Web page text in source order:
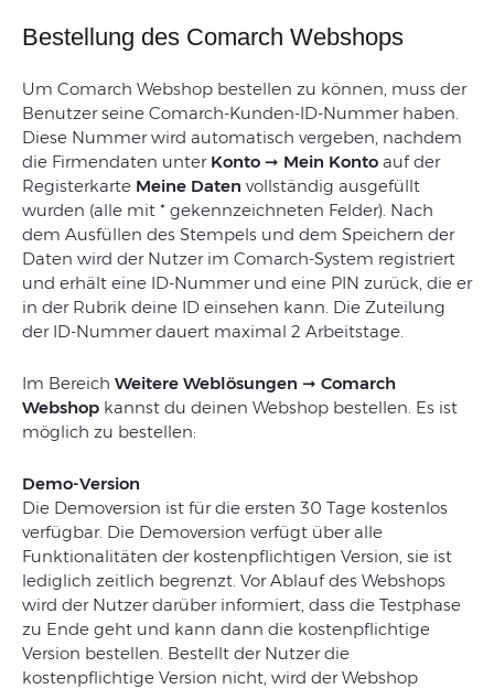
Bestellung des Comarch Webshops
Um Comarch Webshop bestellen zu können, muss der
Benutzer seine Comarch-Kunden-ID-Nummer haben.
Diese Nummer wird automatisch vergeben, nachdem
die Firmendaten unter Konto ➞ Mein Konto auf der
Registerkarte Meine Daten vollständig ausgefüllt
wurden (alle mit * gekennzeichneten Felder). Nach
dem Ausfüllen des Stempels und dem Speichern der
Daten wird der Nutzer im Comarch-System registriert
und erhält eine ID-Nummer und eine PIN zurück, die er
in der Rubrik deine ID einsehen kann. Die Zuteilung
der ID-Nummer dauert maximal 2 Arbeitstage.
Im Bereich Weitere Weblösungen ➞ Comarch
Webshop kannst du deinen Webshop bestellen. Es ist
möglich zu bestellen:
Demo-Version
Die Demoversion ist für die ersten 30 Tage kostenlos
verfügbar. Die Demoversion verfügt über alle
Funktionalitäten der kostenpflichtigen Version, sie ist
lediglich zeitlich begrenzt. Vor Ablauf des Webshops
wird der Nutzer darüber informiert, dass die Testphase
zu Ende geht und kann dann die kostenpflichtige
Version bestellen. Bestellt der Nutzer die
kostenpflichtige Version nicht, wird der Webshop